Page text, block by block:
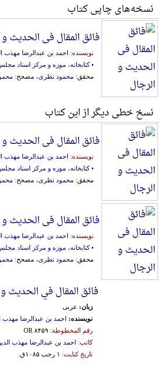
نسخه‌های چاپی کتاب
فائق المقال فی الحدیث و
نویسنده: احمد بن عبدالرضا مهذب
•کتابخانه، موزه و مرکز اسناد
محقق: محمود نظری، مصحح:
نسخ خطی دیگر از این کتاب
فائق المقال فی الحدیث و
نویسنده: احمد بن عبدالرضا مهذب
•کتابخانه، موزه و مرکز اسناد
محقق: محمود نظری، مصحح:
فائق المقال فی الحدیث و
نویسنده: احمد بن عبدالرضا مهذب
•کتابخانه، موزه و مرکز اسناد
محقق: محمود نظری، مصحح:
فائق المقال في الحدیث
زبان: عربی
نویسنده: احمد بن عبدالرضا مهذب
رقم المخطوطة: OR ۸۴۵۹
کاتب: احمد بن عبدالرضا مهذب
تاریخ کتابت: ۱ رجب ۱۰۸۵ق.